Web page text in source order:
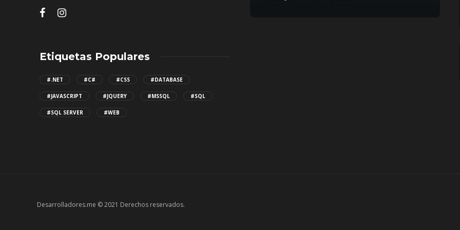
Etiquetas Populares
#.NET #C# #CSS #DATABASE
#JAVASCRIPT #JQUERY #MSSQL #SQL
#SQL SERVER #WEB
Desarrolladores.me © 2021 Derechos reservados.